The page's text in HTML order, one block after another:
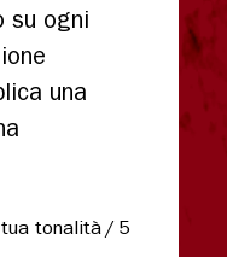
su ogni
una
tonalità / 5